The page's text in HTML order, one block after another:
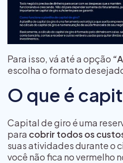
Para isso, vá até a opção
escolha o formato
O que é
Capital de giro é uma
para cobrir todos os
suas atividades durante o
você não fica no vermelho